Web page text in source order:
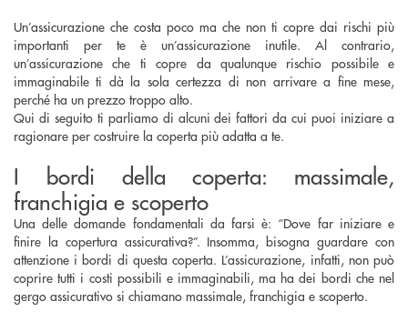
Un’assicurazione che costa poco ma che non ti copre dai rischi più
importanti per te è un’assicurazione inutile. Al contrario,
un’assicurazione che ti copre da qualunque rischio possibile e
immaginabile ti dà la sola certezza di non arrivare a fine mese,
perché ha un prezzo troppo alto.
Qui di seguito ti parliamo di alcuni dei fattori da cui puoi iniziare a
ragionare per costruire la coperta più adatta a te.
I bordi della coperta: massimale,
franchigia e scoperto
Una delle domande fondamentali da farsi è: “Dove far iniziare e
finire la copertura assicurativa?”. Insomma, bisogna guardare con
attenzione i bordi di questa coperta. L’assicurazione, infatti, non può
coprire tutti i costi possibili e immaginabili, ma ha dei bordi che nel
gergo assicurativo si chiamano massimale, franchigia e scoperto.